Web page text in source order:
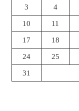
3 4
10 11
17 18
24 25
31